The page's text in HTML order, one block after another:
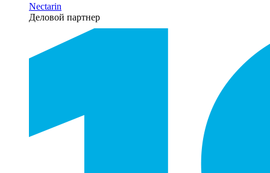
Nectarin
Деловой партнер